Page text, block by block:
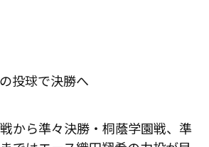
投球で決勝へ
から準々決勝・桐蔭学園戦、準